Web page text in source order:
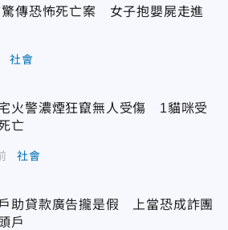
驚傳恐怖死亡案 女子抱嬰屍走進
社會
火警濃煙狂竄無人受傷 1貓咪受
亡
社會
助貸款廣告攏是假 上當恐成詐團
戶